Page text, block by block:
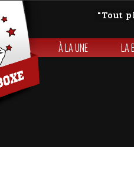
Tout
À LA UNE LA